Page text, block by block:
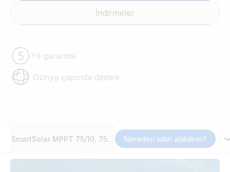
İndirmeler
Yıl garantisi
Dünya çapında destek
SmartSolar MPPT 75/10, 75/15, 100/15 & 100/20
Nereden satın alabilirim?